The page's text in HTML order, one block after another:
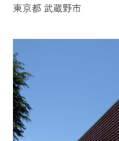
東京都 武蔵野市